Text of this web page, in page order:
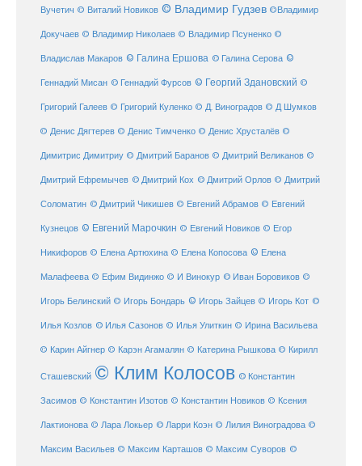
Вучетич © Виталий Новиков © Владимир Гудзев ©Владимир
Докучаев © Владимир Николаев © Владимир Псуненко ©
Владислав Макаров © Галина Ершова © Галина Серова ©
Геннадий Мисан © Геннадий Фурсов © Георгий Здановский ©
Григорий Галеев © Григорий Куленко © Д. Виноградов © Д Шумков
© Денис Дягтерев © Денис Тимченко © Денис Хрусталёв ©
Димитрис Димитриу © Дмитрий Баранов © Дмитрий Великанов ©
Дмитрий Ефремычев © Дмитрий Кох © Дмитрий Орлов © Дмитрий
Соломатин © Дмитрий Чикишев © Евгений Абрамов © Евгений
Кузнецов © Евгений Марочкин © Евгений Новиков © Егор
Никифоров © Елена Артюхина © Елена Копосова © Елена
Малафеева © Ефим Видинжо © И Винокур © Иван Боровиков ©
Игорь Белинский © Игорь Бондарь © Игорь Зайцев © Игорь Кот ©
Илья Козлов © Илья Сазонов © Илья Улиткин © Ирина Васильева
© Карин Айгнер © Карэн Агамалян © Катерина Рышкова © Кирилл
Сташевский © Клим Колосов © Константин
Засимов © Константин Изотов © Константин Новиков © Ксения
Лактионова © Лара Локьер © Ларри Коэн © Лилия Виноградова ©
Максим Васильев © Максим Карташов © Максим Суворов ©